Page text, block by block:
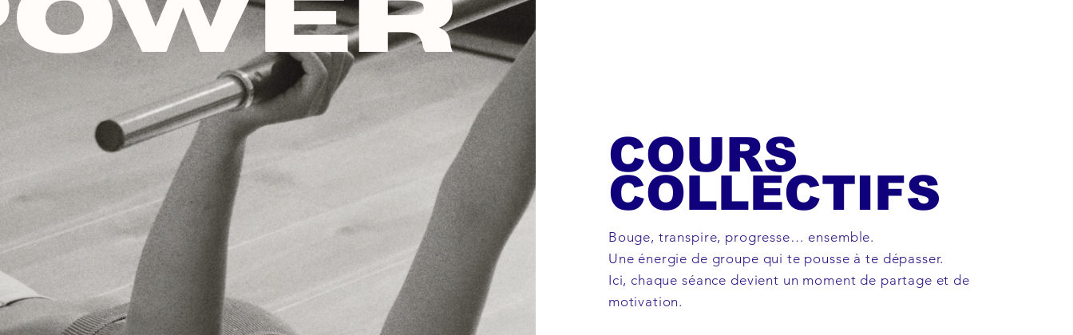
COURS
COLLECTIFS
Bouge, transpire, progresse… ensemble.
Une énergie de groupe qui te pousse à te dépasser.
Ici, chaque séance devient un moment de partage et de
motivation.